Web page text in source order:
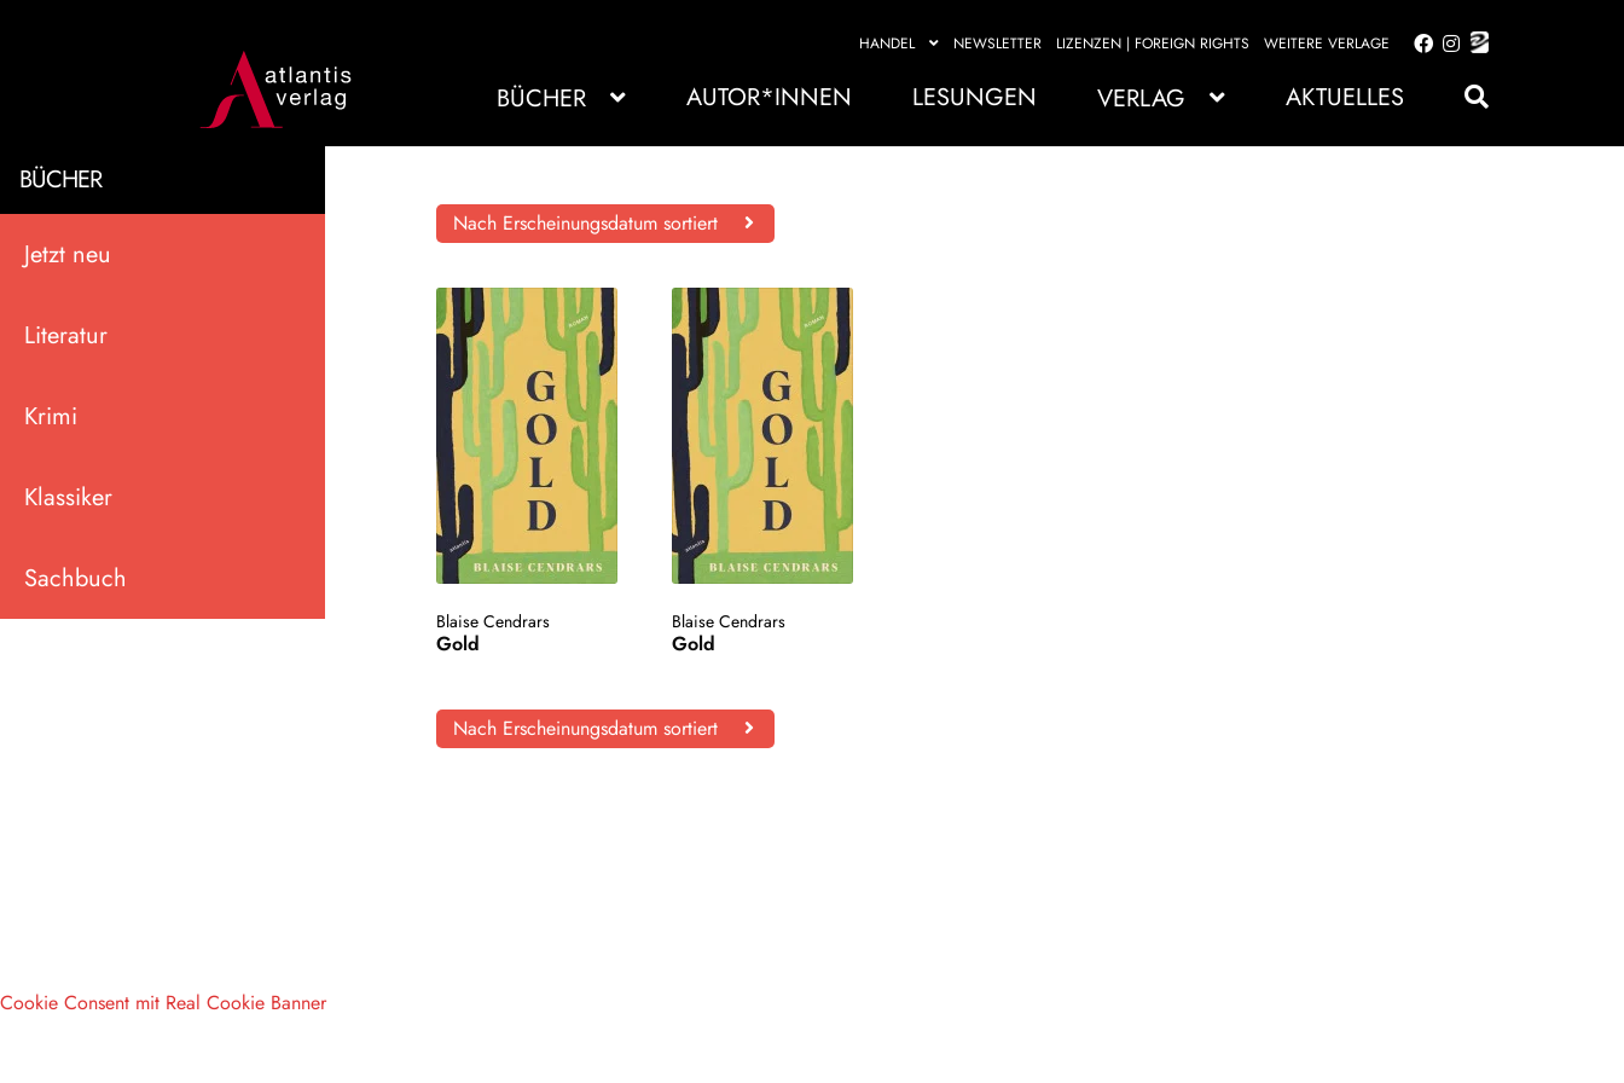
HANDEL NEWSLETTER LIZENZEN | FOREIGN RIGHTS WEITERE VERLAGE
Zur
springen
Zum
springen
BÜCHER AUTOR*INNEN LESUNGEN VERLAG AKTUELLES
BÜCHER
Jetzt neu
Literatur
Krimi
Klassiker
Sachbuch
Nach Erscheinungsdatum sortiert
Blaise Cendrars
Gold
Blaise Cendrars
Gold
Nach Erscheinungsdatum sortiert
Cookie Consent mit Real Cookie Banner